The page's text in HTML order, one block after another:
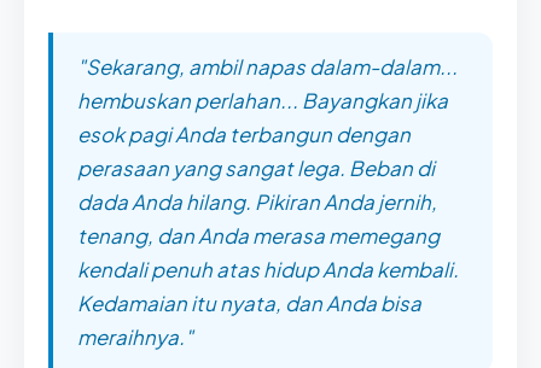
"Sekarang, ambil napas dalam-dalam...
hembuskan perlahan... Bayangkan jika
esok pagi Anda terbangun dengan
perasaan yang sangat lega. Beban di
dada Anda hilang. Pikiran Anda jernih,
tenang, dan Anda merasa memegang
kendali penuh atas hidup Anda kembali.
Kedamaian itu nyata, dan Anda bisa
meraihnya."